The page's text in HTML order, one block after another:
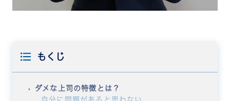
もくじ
ダメな上司の特徴とは？